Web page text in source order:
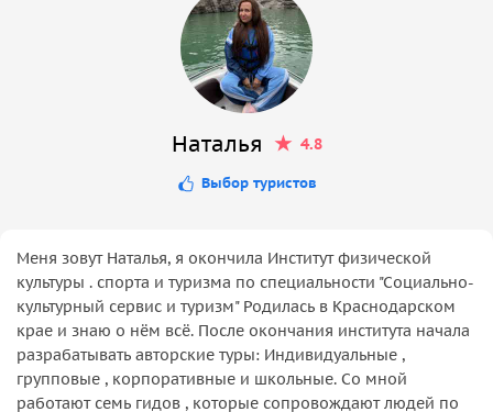
Наталья 4.8
Выбор туристов
Меня зовут Наталья, я окончила Институт физической
культуры . спорта и туризма по специальности "Социально-
культурный сервис и туризм" Родилась в Краснодарском
крае и знаю о нём всё. После окончания института начала
разрабатывать авторские туры: Индивидуальные ,
групповые , корпоративные и школьные. Со мной
работают семь гидов , которые сопровождают людей по